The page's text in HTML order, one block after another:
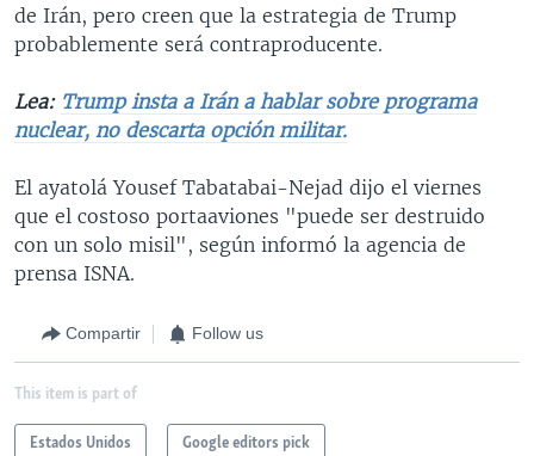
de Irán, pero creen que la estrategia de Trump
probablemente será contraproducente.
Lea: Trump insta a Irán a hablar sobre programa
nuclear, no descarta opción militar.
El ayatolá Yousef Tabatabai-Nejad dijo el viernes
que el costoso portaaviones "puede ser destruido
con un solo misil", según informó la agencia de
prensa ISNA.
Compartir Follow us
This item is part of
Estados Unidos Google editors pick